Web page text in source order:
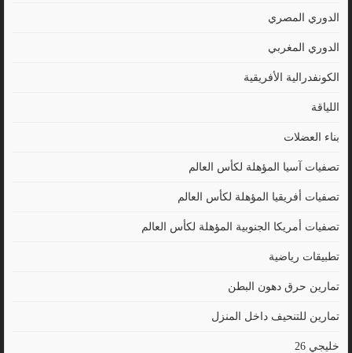
الدوري المصري
الدوري المغربي
الكونفدرالية الأفريقية
اللياقة
بناء العضلات
تصفيات آسيا المؤهلة لكأس العالم
تصفيات أفريقيا المؤهلة لكأس العالم
تصفيات أمريكا الجنوبية المؤهلة لكأس العالم
تطبيقات رياضية
تمارين حرق دهون البطن
تمارين للتنحيف داخل المنزل
خليجي 26